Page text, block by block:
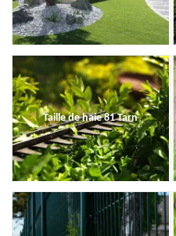
Taille de haie 81 Tarn